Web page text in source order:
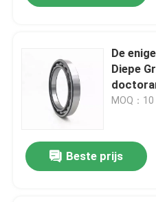
De
Diepe
Z2V2
MOQ：10
Beste prijs